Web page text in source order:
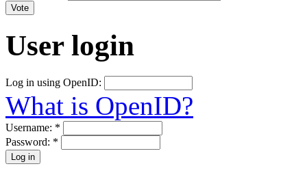
User login
Log in using OpenID:
What is OpenID?
Username: *
Password: *